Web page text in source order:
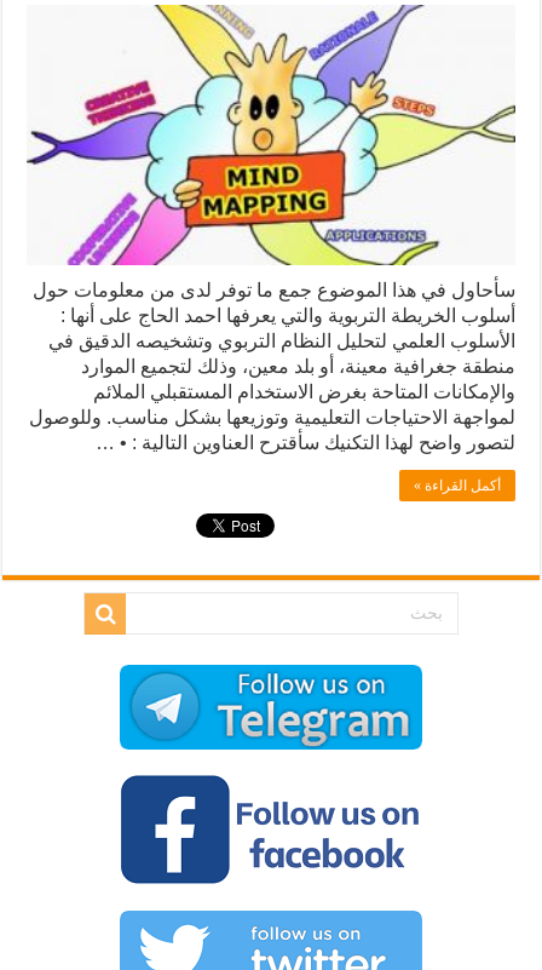
سأحاول في هذا الموضوع جمع ما توفر لدى من معلومات حول
أسلوب الخريطة التربوية والتي يعرفها احمد الحاج على أنها :
الأسلوب العلمي لتحليل النظام التربوي وتشخيصه الدقيق في
منطقة جغرافية معينة، أو بلد معين، وذلك لتجميع الموارد
والإمكانات المتاحة بغرض الاستخدام المستقبلي الملائم
لمواجهة الاحتياجات التعليمية وتوزيعها بشكل مناسب. وللوصول
لتصور واضح لهذا التكنيك سأقترح العناوين التالية : • …
أكمل القراءة »